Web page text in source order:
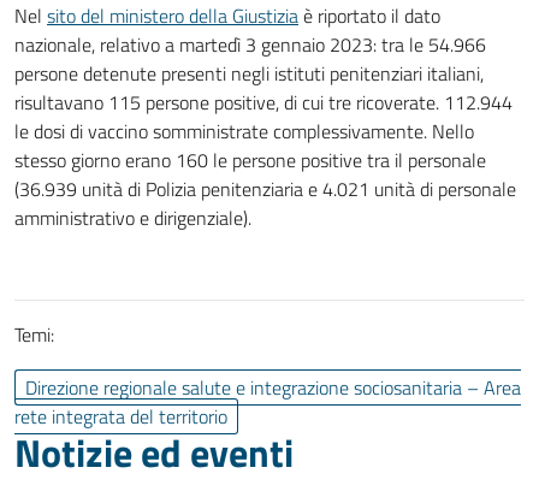
Nel sito del ministero della Giustiziaè riportato il dato
nazionale, relativo a martedì 3 gennaio 2023: tra le 54.966
persone detenute presenti negli istituti penitenziari italiani,
risultavano 115 persone positive, di cui tre ricoverate. 112.944
le dosi di vaccino somministrate complessivamente. Nello
stesso giorno erano 160 le persone positive tra il personale
(36.939 unità di Polizia penitenziaria e 4.021 unità di personale
amministrativo e dirigenziale).
Temi:
Direzione regionale salute e integrazione sociosanitaria – Area
rete integrata del territorio
Notizie ed eventi